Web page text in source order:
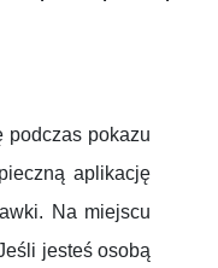
podczas pokazu
aplikację
Na miejscu
jesteś osobą